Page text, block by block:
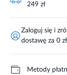
249 zł
Zaloguj się i
dostawę za 0 zł
Metody